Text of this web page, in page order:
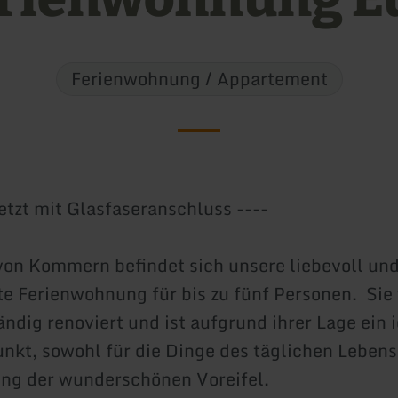
Ferienwohnung / Appartement
mit Glasfaseranschluss ----
Kommern befindet sich unsere liebevoll
Ferienwohnung für bis zu fünf Personen.
renoviert und ist aufgrund ihrer Lage ein
sowohl für die Dinge des täglichen
der wunderschönen Voreifel.